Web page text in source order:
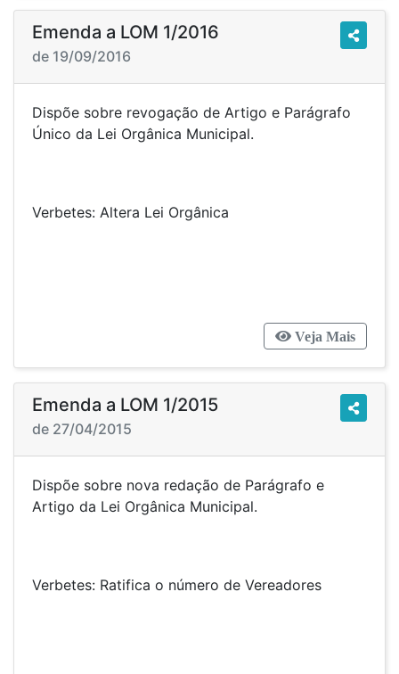
Emenda a LOM 1/2016
de 19/09/2016
Dispõe sobre revogação de Artigo e Parágrafo
Único da Lei Orgânica Municipal.
Verbetes: Altera Lei Orgânica
Veja Mais
Emenda a LOM 1/2015
de 27/04/2015
Dispõe sobre nova redação de Parágrafo e
Artigo da Lei Orgânica Municipal.
Verbetes: Ratifica o número de Vereadores